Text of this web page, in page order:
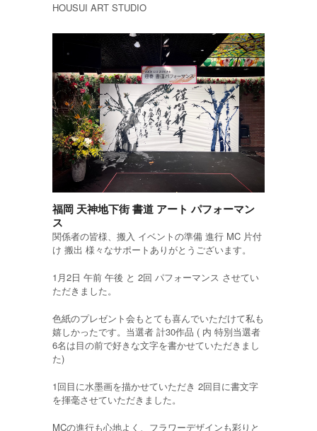
HOUSUI ART STUDIO
福岡 天神地下街 書道 アート パフォーマン
ス
関係者の皆様、搬入 イベントの準備 進行 MC 片付
け 搬出 様々なサポートありがとうございます。
1月2日 午前 午後 と 2回 パフォーマンス させてい
ただきました。
色紙のプレゼント会もとても喜んでいただけて私も
嬉しかったです。当選者 計30作品 ( 内 特別当選者
6名は目の前で好きな文字を書かせていただきまし
た)
1回目に水墨画を描かせていただき 2回目に書文字
を揮毫させていただきました。
MCの進行も心地よく、フラワーデザインも彩りと